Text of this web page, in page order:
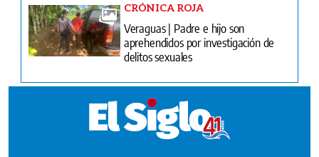
CRÓNICA ROJA
Veraguas | Padre e hijo son
aprehendidos por investigación de
delitos sexuales